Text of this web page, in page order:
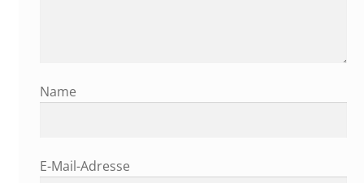
Name
E-Mail-Adresse